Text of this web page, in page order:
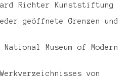
Richter Kunststiftung
geöffnete Grenzen und
Museum of Modern
von